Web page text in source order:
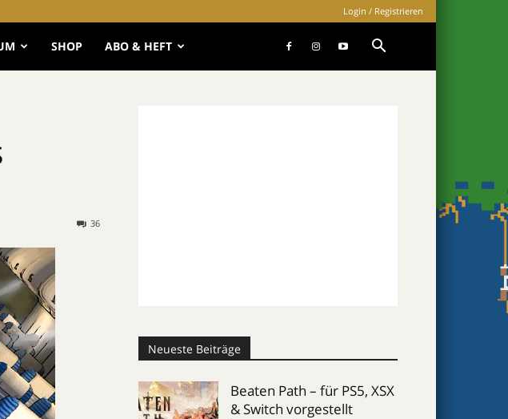
Login / Registrieren
SHOP ABO & HEFT
36
Neueste Beiträge
Beaten Path – für PS5, XSX
& Switch vorgestellt